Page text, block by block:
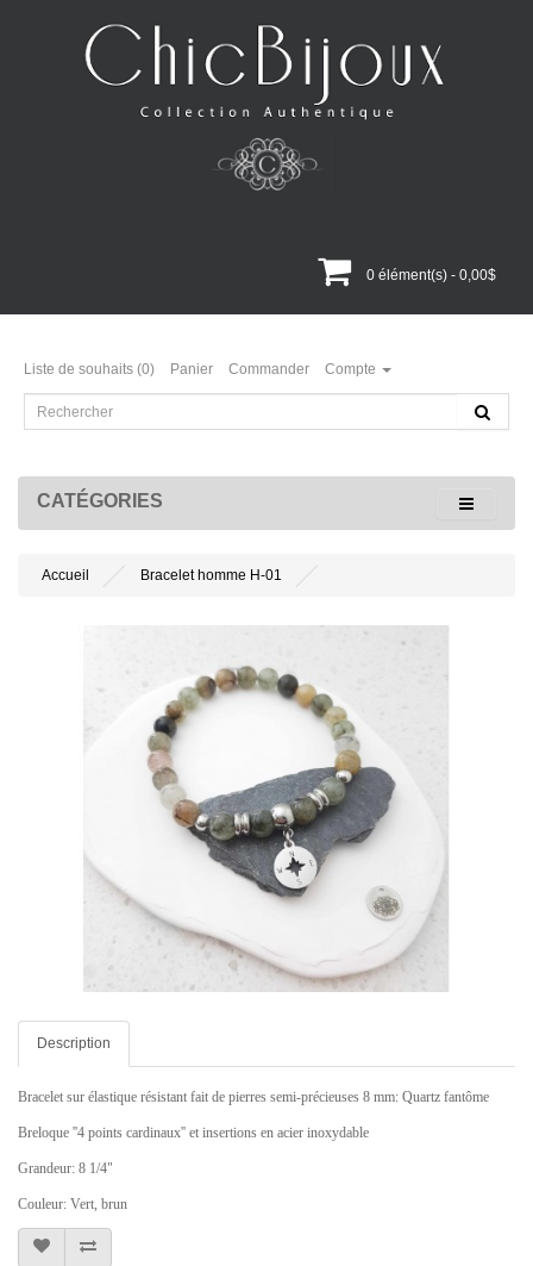
0 élément(s) - 0,00$
Liste de souhaits (0) Panier Commander Compte
CATÉGORIES
Accueil Bracelet homme H-01
Description
Bracelet sur élastique résistant fait de pierres semi-précieuses 8 mm: Quartz fantôme
Breloque ''4 points cardinaux'' et insertions en acier inoxydable
Grandeur: 8 1/4"
Couleur: Vert, brun